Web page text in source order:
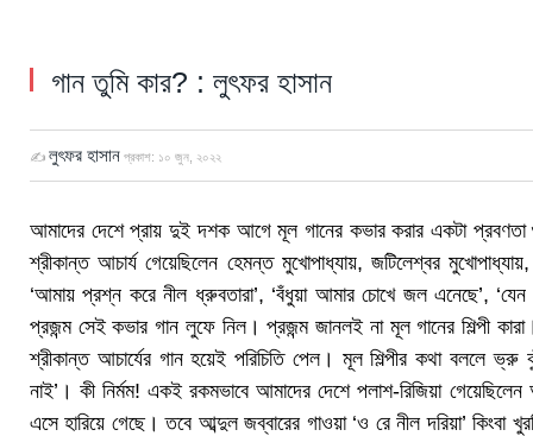
গান তুমি কার? : লুৎফর হাসান
✍ লুৎফর হাসান প্রকাশ: ১০ জুন, ২০২২
আমাদের দেশে প্রায় দুই দশক আগে মূল গানের কভার করার একটা
শ্রীকান্ত আচার্য গেয়েছিলেন হেমন্ত মুখোপাধ্যায়, জটিলেশ্বর
‘আমায় প্রশ্ন করে নীল ধ্রুবতারা’, ‘বঁধুয়া আমার চোখে জল এনেছে’,
প্রজন্ম সেই কভার গান লুফে নিল। প্রজন্ম জানলই না মূল গানের শিল্পী
শ্রীকান্ত আচার্যের গান হয়েই পরিচিতি পেল। মূল শিল্পীর কথা বললে ভ্রু
নাই’। কী নির্মম! একই রকমভাবে আমাদের দেশে পলাশ-রিজিয়া
এসে হারিয়ে গেছে। তবে আব্দুল জব্বারের গাওয়া ‘ও রে নীল দরিয়া’ কিংবা